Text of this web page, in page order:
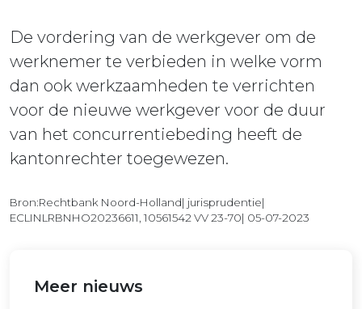
De vordering van de werkgever om de
werknemer te verbieden in welke vorm
dan ook werkzaamheden te verrichten
voor de nieuwe werkgever voor de duur
van het concurrentiebeding heeft de
kantonrechter toegewezen.
Bron:Rechtbank Noord-Holland| jurisprudentie|
ECLINLRBNHO20236611, 10561542 VV 23-70| 05-07-2023
Meer nieuws